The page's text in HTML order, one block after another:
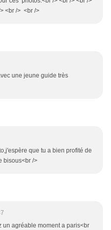
<br /> <br />
une jeune guide très
que tu a bien profité de
bisous<br />
un agréable moment a paris<br